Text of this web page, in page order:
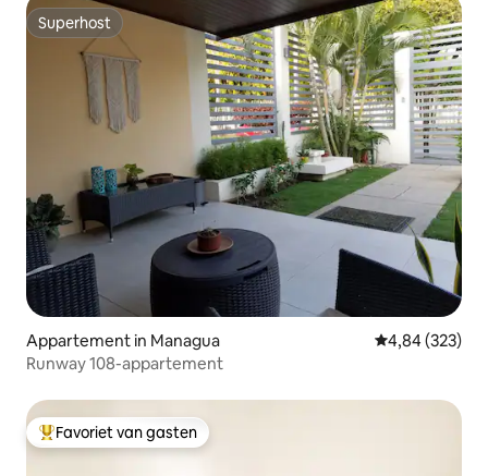
Superhost
Superhost
Appartement in Managua Gemiddelde
4,84 (323)
Runway 108-appartement
Topfavoriet van gasten
Favoriet van gasten